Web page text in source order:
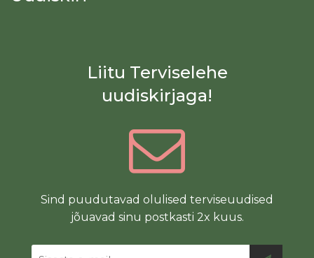
Liitu Terviselehe
uudiskirjaga!
Sind puudutavad olulised terviseuudised
jõuavad sinu postkasti 2x kuus.